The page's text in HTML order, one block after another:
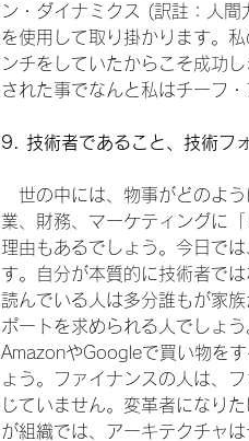
ン・ダイナミクス (訳註：人
を使用して取り掛かります。
ンチをしていたからこそ成功
された事でなんと私はチーフ
9. 技術者であること、技術フ
世の中には、物事がどのよう
業、財務、マーケティングに
理由もあるでしょう。今日で
す。自分が本質的に技術者で
読んでいる人は多分誰もが家
ポートを求められる人でしょ
AmazonやGoogleで買い物を
ょう。ファイナンスの人は、
じていません。変革者になり
が組織では、アーキテクチャ